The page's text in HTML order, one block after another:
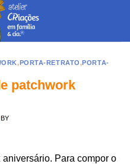
,PORTA-RETRATO,PORTA-
patchwork
BY
Para compor o